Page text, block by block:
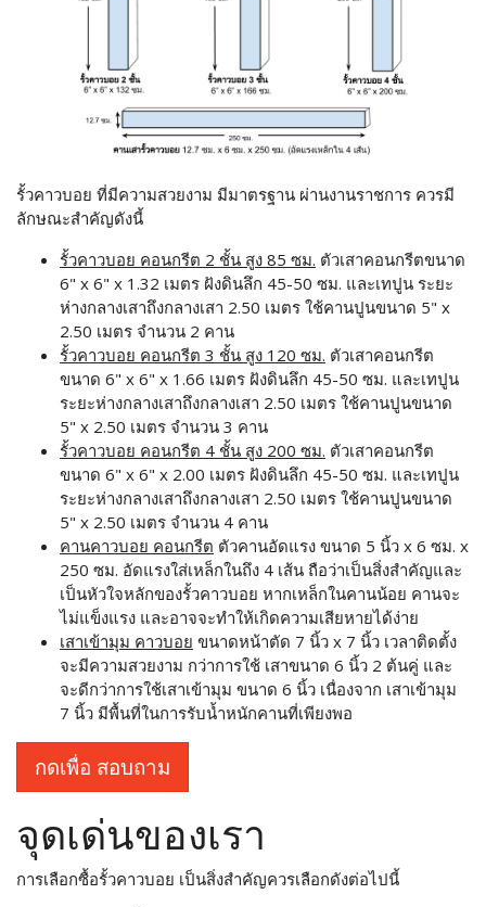
รั้วคาวบอย ที่มีความสวยงาม มีมาตรฐาน ผ่านงานราชการ ควรมี
ลักษณะสำคัญดังนี้
รั้วคาวบอย คอนกรีต 2 ชั้น สูง 85 ซม. ตัวเสาคอนกรีตขนาด
6" x 6" x 1.32 เมตร ฝังดินลึก 45-50 ซม. และเทปูน ระยะ
ห่างกลางเสาถึงกลางเสา 2.50 เมตร ใช้คานปูนขนาด 5" x
2.50 เมตร จำนวน 2 คาน
รั้วคาวบอย คอนกรีต 3 ชั้น สูง 120 ซม. ตัวเสาคอนกรีต
ขนาด 6" x 6" x 1.66 เมตร ฝังดินลึก 45-50 ซม. และเทปูน
ระยะห่างกลางเสาถึงกลางเสา 2.50 เมตร ใช้คานปูนขนาด
5" x 2.50 เมตร จำนวน 3 คาน
รั้วคาวบอย คอนกรีต 4 ชั้น สูง 200 ซม. ตัวเสาคอนกรีต
ขนาด 6" x 6" x 2.00 เมตร ฝังดินลึก 45-50 ซม. และเทปูน
ระยะห่างกลางเสาถึงกลางเสา 2.50 เมตร ใช้คานปูนขนาด
5" x 2.50 เมตร จำนวน 4 คาน
คานคาวบอย คอนกรีต ตัวคานอัดแรง ขนาด 5 นิ้ว x 6 ซม. x
250 ซม. อัดแรงใส่เหล็กในถึง 4 เส้น ถือว่าเป็นสิ่งสำคัญและ
เป็นหัวใจหลักของรั้วคาวบอย หากเหล็กในคานน้อย คานจะ
ไม่แข็งแรง และอาจจะทำให้เกิดความเสียหายได้ง่าย
เสาเข้ามุม คาวบอย ขนาดหน้าตัด 7 นิ้ว x 7 นิ้ว เวลาติดตั้ง
จะมีความสวยงาม กว่าการใช้ เสาขนาด 6 นิ้ว 2 ต้นคู่ และ
จะดีกว่าการใช้เสาเข้ามุม ขนาด 6 นิ้ว เนื่องจาก เสาเข้ามุม
7 นิ้ว มีพื้นที่ในการรับน้ำหนักคานที่เพียงพอ
กดเพื่อ สอบถาม
จุดเด่นของเรา
การเลือกซื้อรั้วคาวบอย เป็นสิ่งสำคัญควรเลือกดังต่อไปนี้